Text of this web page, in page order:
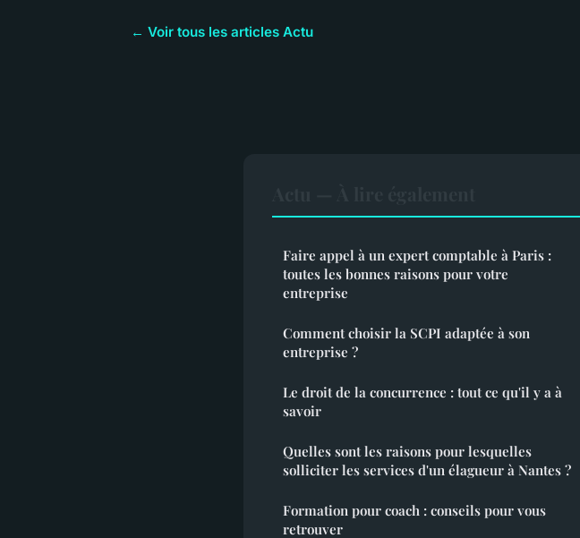
← Voir tous les articles Actu
Faire appel à un expert comptable à Paris :
toutes les bonnes raisons pour votre
entreprise
Comment choisir la SCPI adaptée à son
entreprise ?
Le droit de la concurrence : tout ce qu'il y a à
savoir
Quelles sont les raisons pour lesquelles
solliciter les services d'un élagueur à Nantes ?
Formation pour coach : conseils pour vous
retrouver